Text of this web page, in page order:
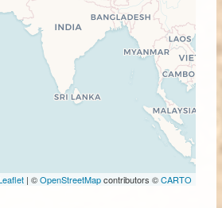
| ©OpenStreetMapcontributors ©CARTO